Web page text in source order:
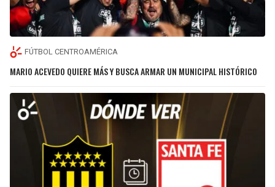
FÚTBOL CENTROAMÉRICA
MARIO ACEVEDO QUIERE MÁS Y BUSCA ARMAR UN MUNICIPAL HISTÓRICO